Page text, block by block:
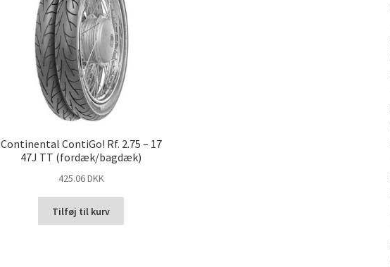
Continental ContiGo! Rf. 2.75 – 17
47J TT (fordæk/bagdæk)
425.06 DKK
Tilføj til kurv